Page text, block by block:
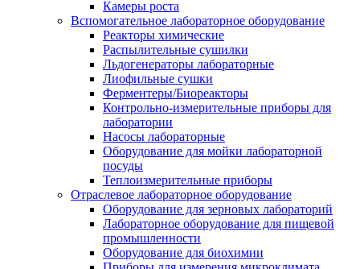
Камеры роста
Вспомогательное лабораторное оборудование
Реакторы химические
Распылительные сушилки
Льдогенераторы лабораторные
Лиофильные сушки
Ферментеры/Биореакторы
Контрольно-измерительные приборы для
лаборатории
Насосы лабораторные
Оборудование для мойки лабораторной
посуды
Теплоизмерительные приборы
Отраслевое лабораторное оборудование
Оборудование для зерновых лабораторий
Лабораторное оборудование для пищевой
промышленности
Оборудование для биохимии